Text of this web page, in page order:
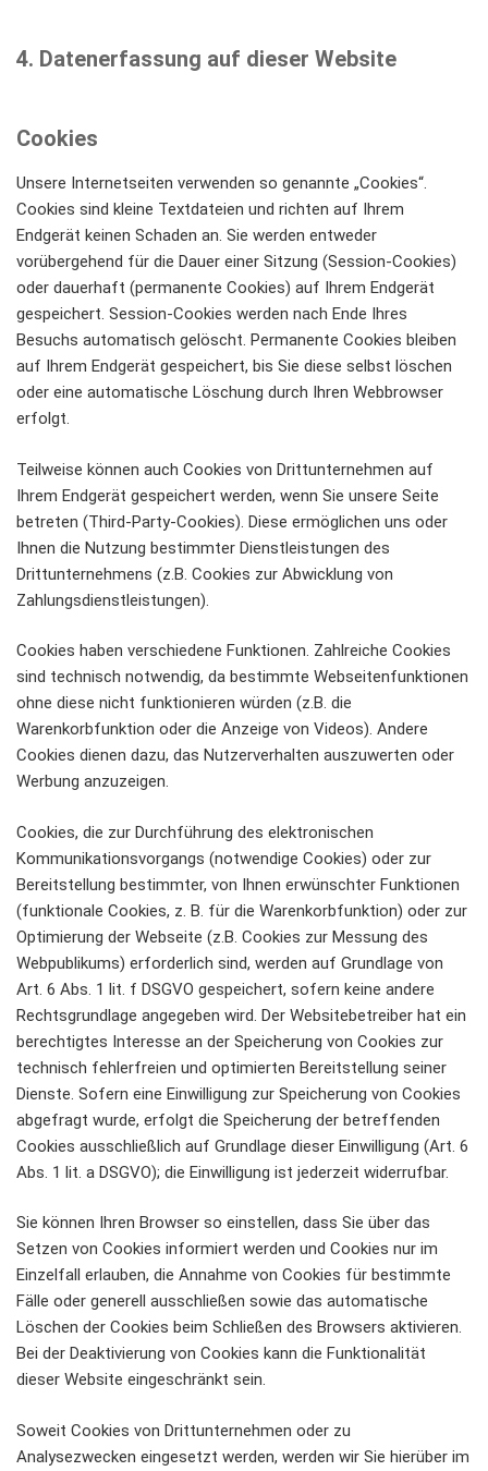
4. Datenerfassung auf dieser Website
Cookies
Unsere Internetseiten verwenden so genannte „Cookies“.
Cookies sind kleine Textdateien und richten auf Ihrem
Endgerät keinen Schaden an. Sie werden entweder
vorübergehend für die Dauer einer Sitzung (Session-Cookies)
oder dauerhaft (permanente Cookies) auf Ihrem Endgerät
gespeichert. Session-Cookies werden nach Ende Ihres
Besuchs automatisch gelöscht. Permanente Cookies bleiben
auf Ihrem Endgerät gespeichert, bis Sie diese selbst löschen
oder eine automatische Löschung durch Ihren Webbrowser
erfolgt.
Teilweise können auch Cookies von Drittunternehmen auf
Ihrem Endgerät gespeichert werden, wenn Sie unsere Seite
betreten (Third-Party-Cookies). Diese ermöglichen uns oder
Ihnen die Nutzung bestimmter Dienstleistungen des
Drittunternehmens (z.B. Cookies zur Abwicklung von
Zahlungsdienstleistungen).
Cookies haben verschiedene Funktionen. Zahlreiche Cookies
sind technisch notwendig, da bestimmte Webseitenfunktionen
ohne diese nicht funktionieren würden (z.B. die
Warenkorbfunktion oder die Anzeige von Videos). Andere
Cookies dienen dazu, das Nutzerverhalten auszuwerten oder
Werbung anzuzeigen.
Cookies, die zur Durchführung des elektronischen
Kommunikationsvorgangs (notwendige Cookies) oder zur
Bereitstellung bestimmter, von Ihnen erwünschter Funktionen
(funktionale Cookies, z. B. für die Warenkorbfunktion) oder zur
Optimierung der Webseite (z.B. Cookies zur Messung des
Webpublikums) erforderlich sind, werden auf Grundlage von
Art. 6 Abs. 1 lit. f DSGVO gespeichert, sofern keine andere
Rechtsgrundlage angegeben wird. Der Websitebetreiber hat ein
berechtigtes Interesse an der Speicherung von Cookies zur
technisch fehlerfreien und optimierten Bereitstellung seiner
Dienste. Sofern eine Einwilligung zur Speicherung von Cookies
abgefragt wurde, erfolgt die Speicherung der betreffenden
Cookies ausschließlich auf Grundlage dieser Einwilligung (Art. 6
Abs. 1 lit. a DSGVO); die Einwilligung ist jederzeit widerrufbar.
Sie können Ihren Browser so einstellen, dass Sie über das
Setzen von Cookies informiert werden und Cookies nur im
Einzelfall erlauben, die Annahme von Cookies für bestimmte
Fälle oder generell ausschließen sowie das automatische
Löschen der Cookies beim Schließen des Browsers aktivieren.
Bei der Deaktivierung von Cookies kann die Funktionalität
dieser Website eingeschränkt sein.
Soweit Cookies von Drittunternehmen oder zu
Analysezwecken eingesetzt werden, werden wir Sie hierüber im